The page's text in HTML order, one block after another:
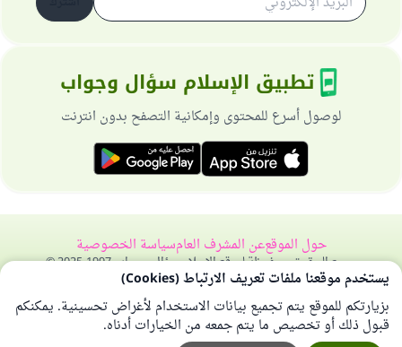
تطبيق الإسلام سؤال وجواب
لوصول أسرع للمحتوى وإمكانية التصفح بدون انترنت
حول الموقععن المشرف العامسياسة الخصوصية
جميع الحقوق محفوظة لموقع الإسلام سؤال وجواب 1997-2025 ©
يستخدم موقعنا ملفات تعريف الارتباط (Cookies)
بزيارتكم للموقع يتم تجميع بيانات الاستخدام لأغراض تحسينية. يمكنكم
قبول ذلك أو تخصيص ما يتم جمعه من الخيارات أدناه.